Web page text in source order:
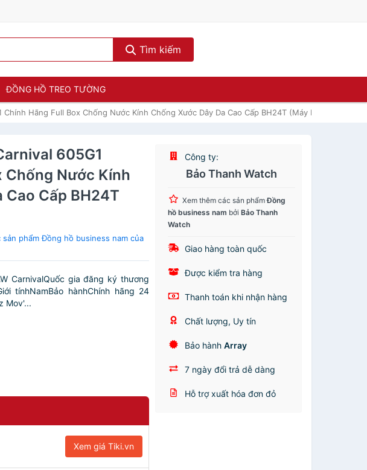
Tìm kiếm
ĐỒNG HỒ TREO TƯỜNG
Hãng Full Box Chống Nước Kính Chống Xước Dây Da Cao Cấp BH24T (Máy Pin-Quartz)
605G1
Chống Nước Kính
Cao Cấp BH24T
sản phẩm Đồng hồ business nam của
CarnivalQuốc gia đăng ký thương
tínhNamBảo hànhChính hãng 24
Mov'...
Xem giá Tiki.vn
Công ty:
Bảo Thanh Watch
Xem thêm các sản phẩmĐồng
hồ business nam bởiBảo Thanh
Watch
Giao hàng toàn quốc
Được kiểm tra hàng
Thanh toán khi nhận hàng
Chất lượng, Uy tín
Bảo hànhArray
7 ngày đổi trả dễ dàng
Hỗ trợ xuất hóa đơn đỏ